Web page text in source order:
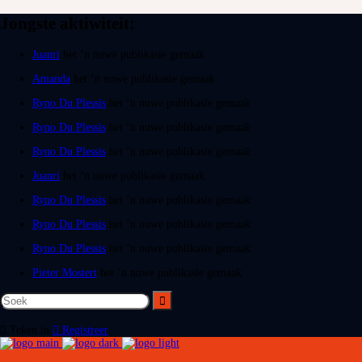
Juanri
Amanda
Ryno Du Plessis
Ryno Du Plessis
Ryno Du Plessis
Juanri
Ryno Du Plessis
Ryno Du Plessis
Ryno Du Plessis
Pieter Mostert
Registreer